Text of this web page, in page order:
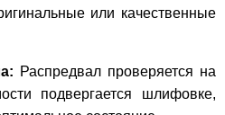
или качественные
Распредвал проверяется на
подвергается шлифовке,